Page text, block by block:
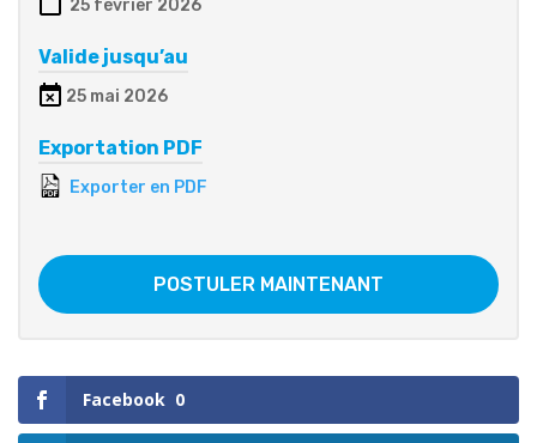
25 février 2026
Valide jusqu’au
25 mai 2026
Exportation PDF
Exporter en PDF
POSTULER MAINTENANT
Facebook 0